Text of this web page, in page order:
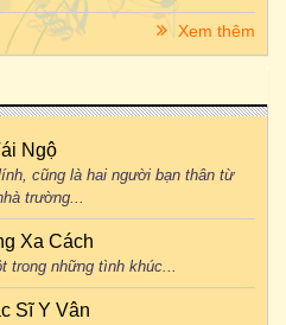
Xem thêm
Ngộ
cũng là hai người bạn thân từ
trường...
Xa Cách
trong những tình khúc...
Sĩ Y Vân